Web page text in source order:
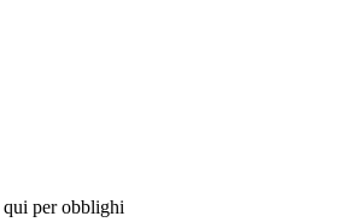
qui per obblighi